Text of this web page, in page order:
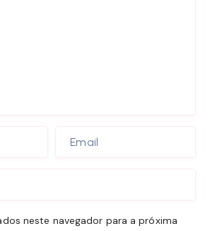
neste navegador para a próxima